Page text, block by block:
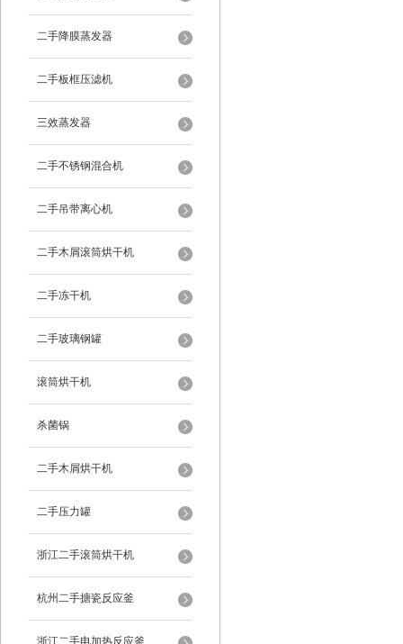
二手降膜蒸发器
二手板框压滤机
三效蒸发器
二手不锈钢混合机
二手吊带离心机
二手木屑滚筒烘干机
二手冻干机
二手玻璃钢罐
滚筒烘干机
杀菌锅
二手木屑烘干机
二手压力罐
浙江二手滚筒烘干机
杭州二手搪瓷反应釜
浙江二手电加热反应釜